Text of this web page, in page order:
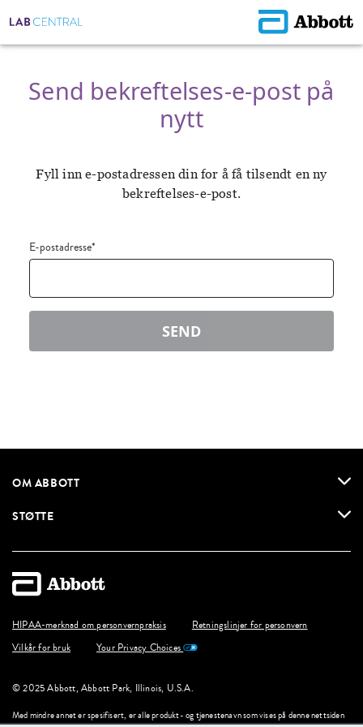
Send bekreftelses-e-post på
nytt
Fyll inn e-postadressen din for å få tilsendt en ny
bekreftelses-e-post.
E-postadresse*
SEND
OM ABBOTT
STØTTE
HIPAA-merknad om personvernpraksis
Retningslinjer for personvern
Vilkår for bruk
Your Privacy Choices
© 2025 Abbott, Abbott Park, Illinois, U.S.A.
Med mindre annet er spesifisert, er alle produkt- og tjenestenavn som vises på denne nettsiden